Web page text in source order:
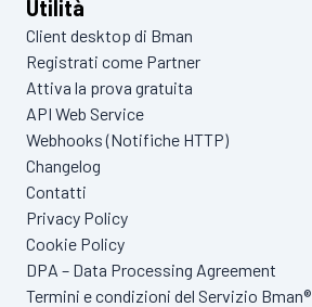
Utilità
Client desktop di Bman
Registrati come Partner
Attiva la prova gratuita
API Web Service
Webhooks (Notifiche HTTP)
Changelog
Contatti
Privacy Policy
Cookie Policy
DPA – Data Processing Agreement
Termini e condizioni del Servizio Bman®